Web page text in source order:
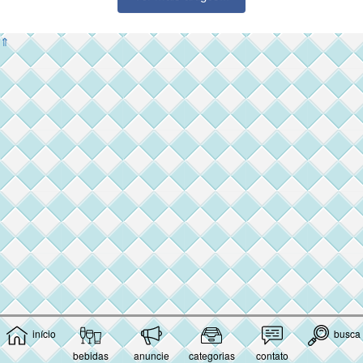
início
bebidas
anuncie categorias contato
busca
⇑